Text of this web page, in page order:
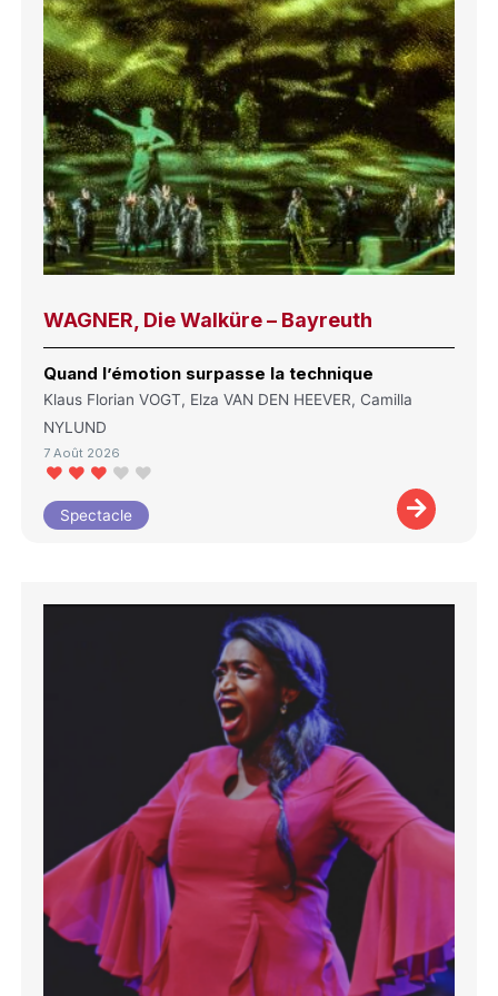
WAGNER, Die Walküre – Bayreuth
Quand l’émotion surpasse la technique
Klaus Florian VOGT, Elza VAN DEN HEEVER, Camilla
NYLUND
7 Août 2026
Spectacle